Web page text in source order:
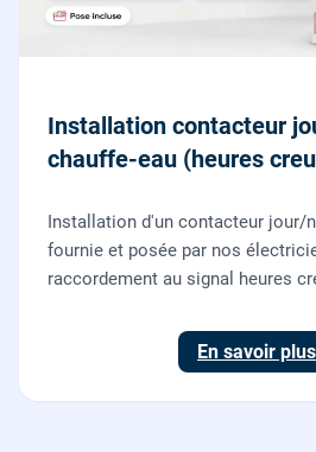
Installation contacteur
chauffe-eau (heures
Installation d'un contacteur jour/
fournie et posée par nos
raccordement au signal heures
En savoir plus